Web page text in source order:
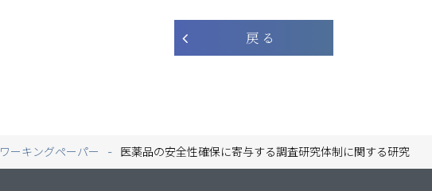
戻 る
ワーキングペーパー 医薬品の安全性確保に寄与する調査研究体制に関する研究